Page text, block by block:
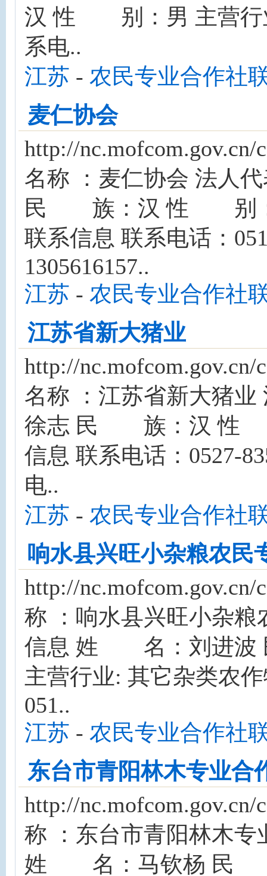
汉 性 别：男 主营行
系电..
江苏 - 农民专业合作社
麦仁协会
http://
名称 ：麦仁协会 法
民 族：汉 性 别：
联系信息 联系电话：
1305616157..
江苏 - 农民专业合作社
江苏省新大猪业
http://
名称 ：江苏省新大猪
徐志 民 族：汉 性
信息 联系电话：0527-
电..
江苏 - 农民专业合作社
响水县兴旺小杂粮农民
http://
称 ：响水县兴旺小杂
信息 姓 名：刘进
主营行业: 其它杂类农
051..
江苏 - 农民专业合作社
东台市青阳林木专业合
http://
称 ：东台市青阳林木
姓 名：马钦杨 民